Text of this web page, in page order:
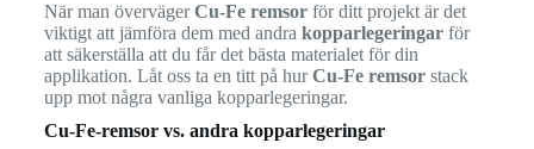
När man övervägerCu-Fe remsorför ditt projekt är det
viktigt att jämföra dem med andra kopparlegeringarför
att säkerställa att du får det bästa materialet för din
applikation. Låt oss ta en titt på hurCu-Fe remsorstack
upp mot några vanliga kopparlegeringar.
Cu-Fe-remsor vs. andra kopparlegeringar